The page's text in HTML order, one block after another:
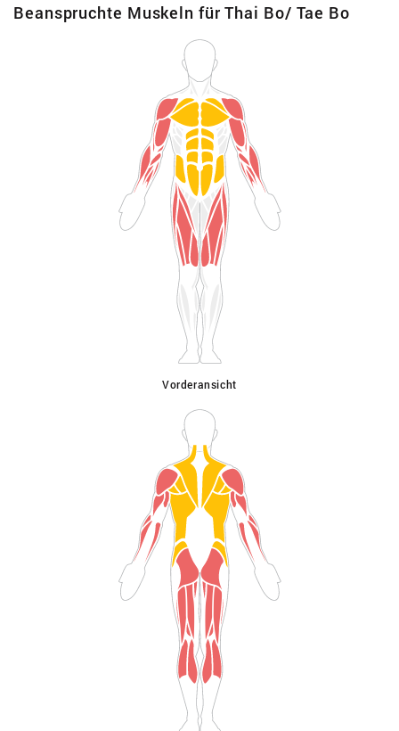
Beanspruchte Muskeln für Thai Bo/ Tae Bo
Vorderansicht